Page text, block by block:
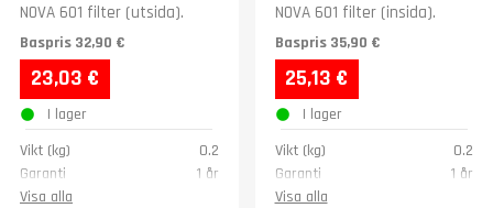
NOVA 601 filter (utsida).
Baspris 32,90 €
23,03 €
I lager
Vikt (kg)
0.2
Garanti
1 år
Visa alla
NOVA 601 filter (insida).
Baspris 35,90 €
25,13 €
I lager
Vikt (kg)
0.2
Garanti
1 år
Visa alla